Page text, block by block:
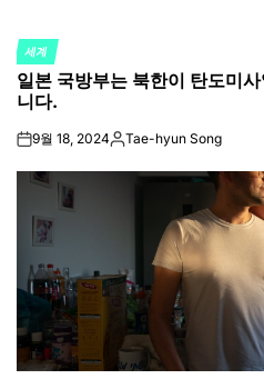
POSTED
IN
세계
일본 국방부는 북한이 탄도미
니다.
on9월 18, 2024Posted
Tae-hyun Song